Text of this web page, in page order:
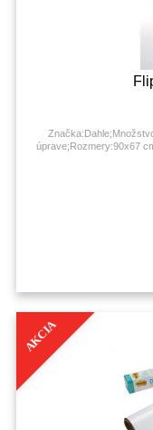
úprave;Rozmery:90x67
AKCIA